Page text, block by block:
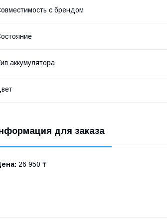
с брендом
аккумулятора
для заказа
26 950 ₸